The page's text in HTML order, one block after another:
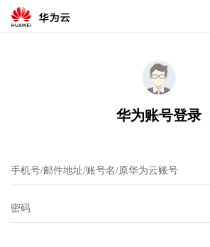
华为账号登录